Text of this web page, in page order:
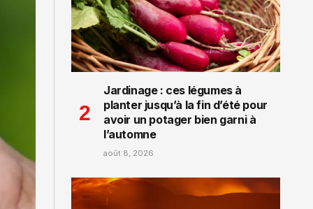
Jardinage : ces légumes à
planter jusqu’à la fin d’été pour
avoir un potager bien garni à
l’automne
août 8, 2026